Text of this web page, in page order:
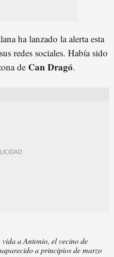
ha lanzado la alerta esta
redes sociales. Había sido
de Can Dragó.
a Antonio, el vecino de
a principios de marzo